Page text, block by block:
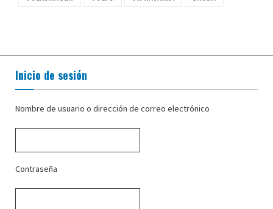
Inicio de sesión
Nombre de usuario o dirección de correo electrónico
Contraseña